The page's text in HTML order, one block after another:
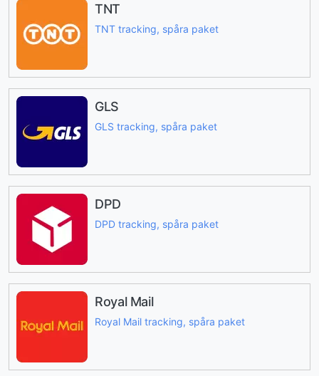
TNT
TNT tracking, spåra paket
GLS
GLS tracking, spåra paket
DPD
DPD tracking, spåra paket
Royal Mail
Royal Mail tracking, spåra paket